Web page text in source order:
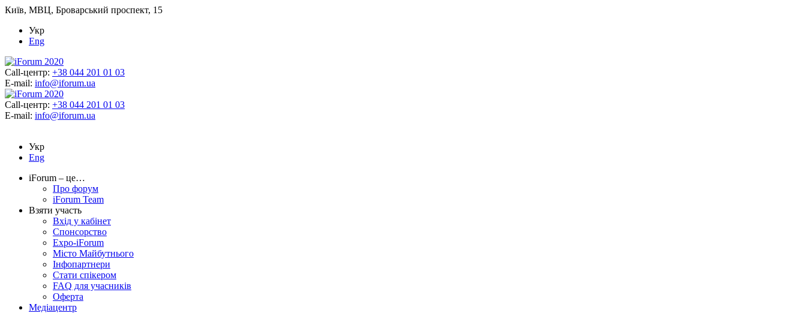
Київ, МВЦ, Броварський проспект, 15
Укр
Eng
Call-центр: +38 044 201 01 03
E-mail: info@iforum.ua
Call-центр: +38 044 201 01 03
E-mail: info@iforum.ua
Укр
Eng
iForum – це…
Про форум
iForum Team
Взяти участь
Вхід у кабінет
Спонсорство
Expo-iForum
Місто Майбутнього
Інфопартнери
Стати спікером
FAQ для учасників
Оферта
Медіацентр